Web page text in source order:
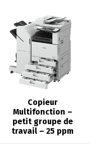
Copieur
Multifonction –
petit groupe de
travail – 25 ppm